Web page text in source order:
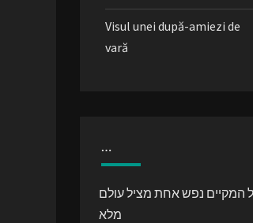
Visul unei după-amiezi de
vară
…
המקיים נפש אחת מציל עולם
מלא